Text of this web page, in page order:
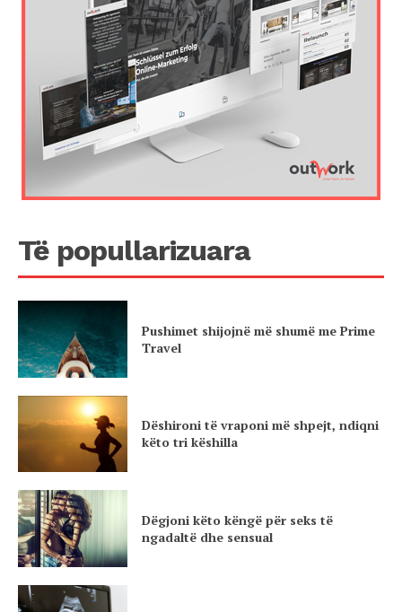
Të popullarizuara
Pushimet shijojnë më shumë me Prime
Travel
Dëshironi të vraponi më shpejt, ndiqni
këto tri këshilla
Dëgjoni këto këngë për seks të
ngadaltë dhe sensual